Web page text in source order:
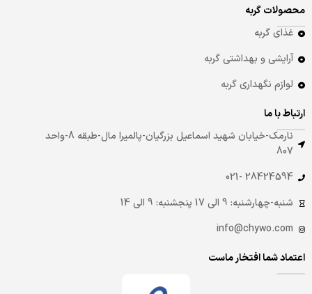
محصولات گربه
غذای گربه
آرایشی و بهداشتی گربه
لوازم نگهداری گربه
ارتباط با ما
نارمک-خیابان شهید اسماعیل بزرگیان-پالمیرا مال-طبقه 8-واحد
807
28424594 -021
شنبه-چهارشنبه: 9 الی 17 پنجشنبه: 9 الی 14
info@chywo.com
اعتماد شما افتخار ماست